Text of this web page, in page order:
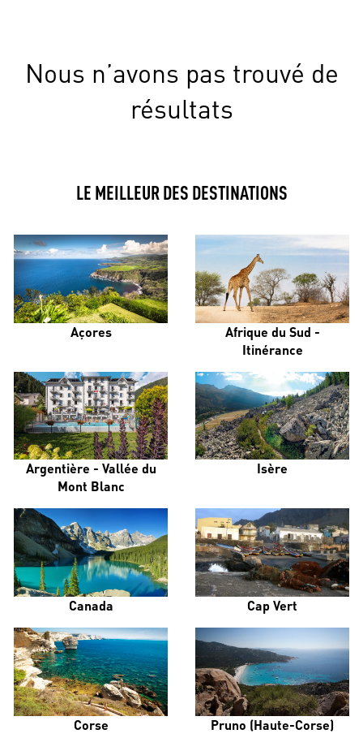
Nous n’avons pas trouvé de
résultats
LE MEILLEUR DES DESTINATIONS
Açores
Afrique du Sud -
Itinérance
Argentière - Vallée du
Mont Blanc
Isère
Canada Cap Vert
Corse Pruno (Haute-Corse)